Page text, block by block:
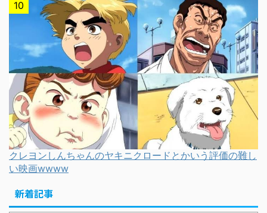
クレヨンしんちゃんのヤキニクロードとかいう評価の難し
い映画wwww
新着記事